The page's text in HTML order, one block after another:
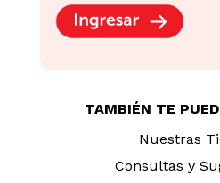
TAMBIÉN TE
Nuestras
Consultas y